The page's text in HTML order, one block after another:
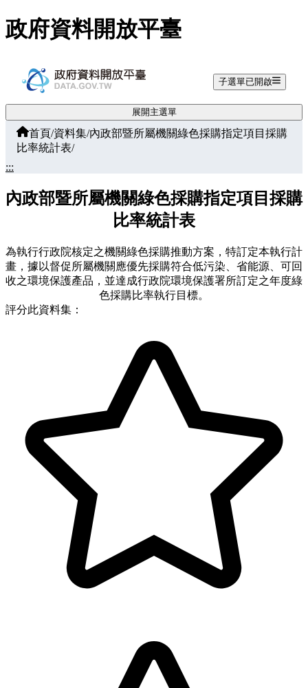
跳至主要內容
政府資料開放平臺
子選單已開啟
展開主選單
首頁/資料集/內政部暨所屬機關綠色採購指定項目採購
比率統計表/
:::
內政部暨所屬機關綠色採購指定項目採購
比率統計表
為執行行政院核定之機關綠色採購推動方案，特訂定本執行計
畫，據以督促所屬機關應優先採購符合低污染、省能源、可回
收之環境保護產品，並達成行政院環境保護署所訂定之年度綠
色採購比率執行目標。
評分此資料集：